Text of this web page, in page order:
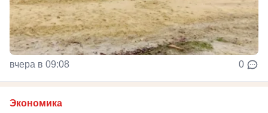
вчера в 09:08 0
Экономика